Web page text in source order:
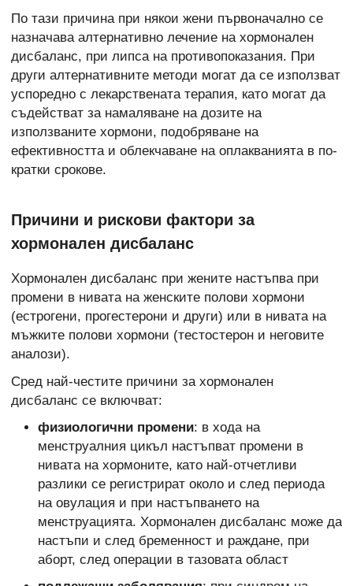
По тази причина при някои жени първоначално се
назначава алтернативно лечение на хормонален
дисбаланс, при липса на противопоказания. При
други алтернативните методи могат да се използват
успоредно с лекарствената терапия, като могат да
съдействат за намаляване на дозите на
използваните хормони, подобряване на
ефективността и облекчаване на оплакванията в по-
кратки срокове.
Причини и рискови фактори за
хормонален дисбаланс
Хормонален дисбаланс при жените настъпва при
промени в нивата на женските полови хормони
(естрогени, прогестерони и други) или в нивата на
мъжките полови хормони (тестостерон и неговите
аналози).
Сред най-честите причини за хормонален
дисбаланс се включват:
физиологични промени: в хода на
менструалния цикъл настъпват промени в
нивата на хормоните, като най-отчетливи
разлики се регистрират около и след периода
на овулация и при настъпването на
менструацията. Хормонален дисбаланс може да
настъпи и след бременност и раждане, при
аборт, след операции в тазовата област